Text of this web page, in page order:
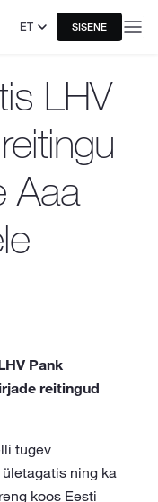
ET SISENE
LHV
Aaa
Pank
reitingud
tugev
ning ka
koos Eesti